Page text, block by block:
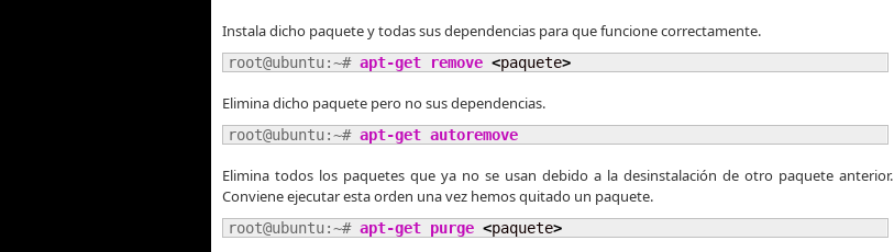
Instala dicho paquete y todas sus dependencias para que funcione correctamente.
root@ubuntu:~# apt-get remove <paquete>
Elimina dicho paquete pero no sus dependencias.
root@ubuntu:~# apt-get autoremove
Elimina todos los paquetes que ya no se usan debido a la desinstalación de otro paquete anterior.
Conviene ejecutar esta orden una vez hemos quitado un paquete.
root@ubuntu:~# apt-get purge <paquete>